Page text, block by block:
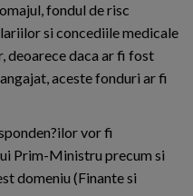
fondul de risc
si concediile medicale
deoarece daca ar fi fost
aceste fonduri ar fi
vor fi
Prim-Ministru precum si
domeniu (Finante si